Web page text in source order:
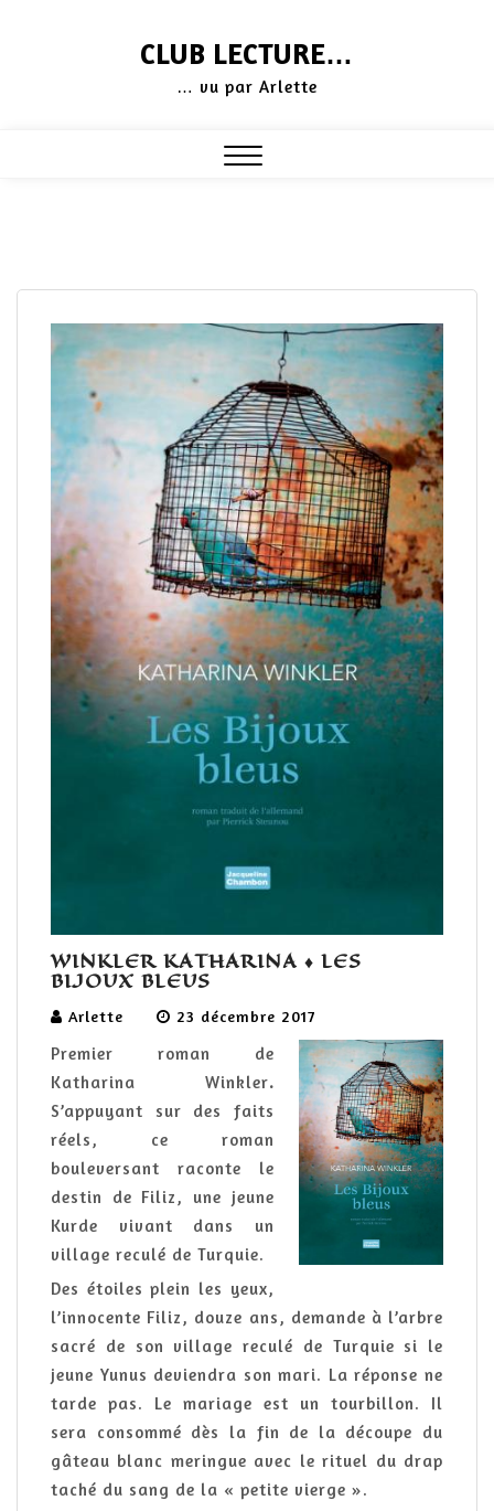
CLUB LECTURE…
… vu par Arlette
WINKLER KATHARINA ♦ LES
BIJOUX BLEUS
Arlette 23 décembre 2017
Premier roman de
Katharina Winkler.
S’appuyant sur des faits
réels, ce roman
bouleversant raconte le
destin de Filiz, une jeune
Kurde vivant dans un
village reculé de Turquie.
Des étoiles plein les yeux,
l’innocente Filiz, douze ans, demande à l’arbre
sacré de son village reculé de Turquie si le
jeune Yunus deviendra son mari. La réponse ne
tarde pas. Le mariage est un tourbillon. Il
sera consommé dès la fin de la découpe du
gâteau blanc meringue avec le rituel du drap
taché du sang de la « petite vierge ».